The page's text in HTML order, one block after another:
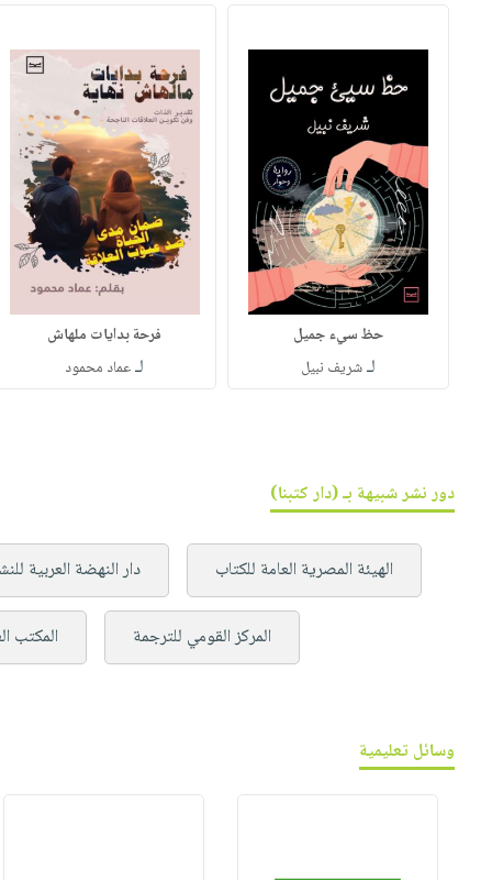
حظ سيء جميل
لـشريف نبيل
فرحة بدايات ملهاش
لـعماد محمود
دور نشر شبيهة بـ (دار كتبنا)
الهيئة المصرية العامة للكتاب دار النهضة العربية
المركز القومي للترجمة المكتب
وسائل تعليمية